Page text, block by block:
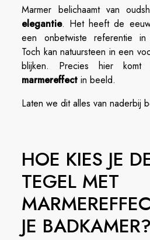
Marmer belichaamt van
elegantie. Het heeft de
een onbetwiste referentie in
Toch kan natuursteen in een
blijken. Precies hier
marmereffect in beeld.
Laten we dit alles van naderbij
HOE KIES JE
TEGEL MET
JE BADKAMER?